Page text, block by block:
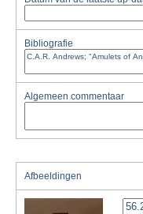
Bibliografie
Algemeen commentaar
Afbeeldingen